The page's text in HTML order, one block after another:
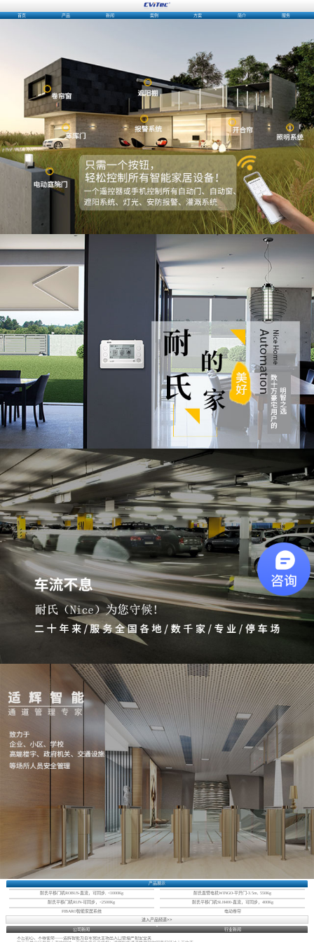
首页 产品 新闻 案例 方案 简介 服务
产品展示
耐氏平移门机ROBUS-直流，可同步, <1000Kg 耐氏直臂电机WINGO-平开门-3.5m, 550Kg
耐氏平移门机RUN-可同步，<2500Kg 耐氏平移门机SLH400-直流，可同步，400Kg
FIBARO智能家居系统
电动卷帘
进入产品频道>>
公司新闻
行业新闻
不忘初心，不辱使命——适辉智能为百年党庆主场出入口管理严把安全关